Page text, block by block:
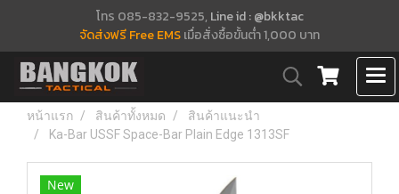
โทร 085-832-9525, Line id : @bkktac
จัดส่งฟรี Free EMSเมื่อสั่งซื้อขั้นต่ำ 1,000 บาท
หน้าแรก สินค้าทั้งหมด
สินค้าแนะนำ
Ka-Bar USSF Space-Bar Plain Edge 1313SF
New